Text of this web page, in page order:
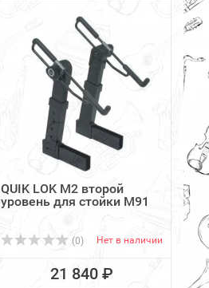
QUIK LOK M2 второй
уровень для стойки M91
(0) Нет в наличии
21 840 ₽